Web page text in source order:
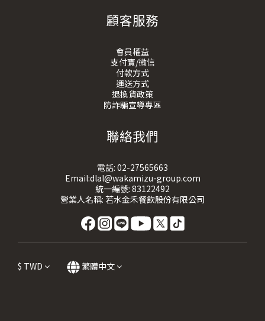
顧客服務
會員權益
支付寶/微信
付款方式
運送方式
退換貨政策
防詐騙宣導專區
聯絡我們
電話: 02-27565663
Email:dlal@wakamizu-group.com
統一編號: 83122492
營業人名稱: 若水金禾餐飲股份有限公司
$ TWD 繁體中文